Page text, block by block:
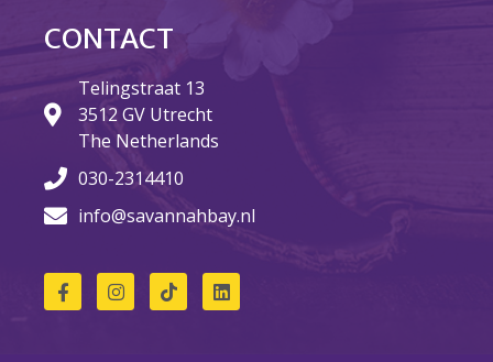
CONTACT
Telingstraat 13
3512 GV Utrecht
The Netherlands
030-2314410
info@savannahbay.nl